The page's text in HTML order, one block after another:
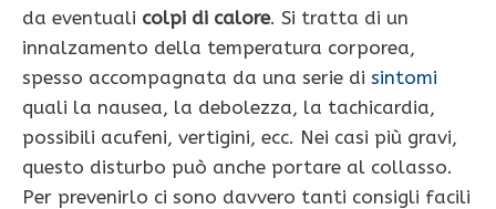
da eventuali colpi di calore. Si tratta di un
innalzamento della temperatura corporea,
spesso accompagnata da una serie di sintomi
quali la nausea, la debolezza, la tachicardia,
possibili acufeni, vertigini, ecc. Nei casi più gravi,
questo disturbo può anche portare al collasso.
Per prevenirlo ci sono davvero tanti consigli facili